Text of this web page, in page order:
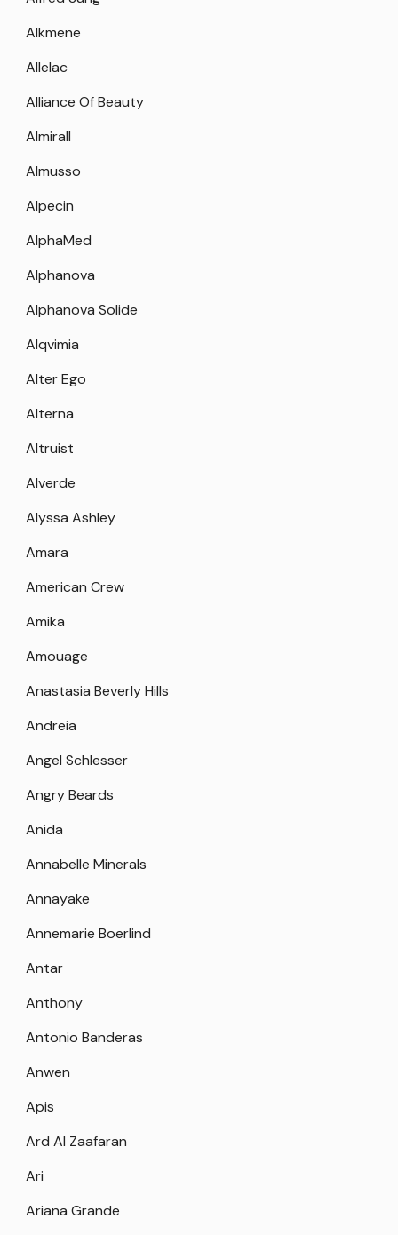
Alkmene
Allelac
Alliance Of Beauty
Almirall
Almusso
Alpecin
AlphaMed
Alphanova
Alphanova Solide
Alqvimia
Alter Ego
Alterna
Altruist
Alverde
Alyssa Ashley
Amara
American Crew
Amika
Amouage
Anastasia Beverly Hills
Andreia
Angel Schlesser
Angry Beards
Anida
Annabelle Minerals
Annayake
Annemarie Boerlind
Antar
Anthony
Antonio Banderas
Anwen
Apis
Ard Al Zaafaran
Ari
Ariana Grande